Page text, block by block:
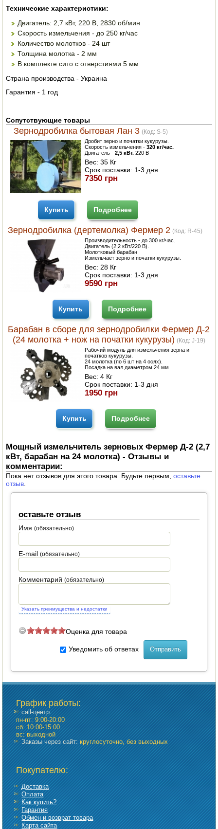
МАНГАЛЫ, КОПТИЛЬНИ
ОРЕХОКОЛЫ
Технические характеристики:
Двигатель: 2,7 кВт, 220 В, 2830 об/мин
Скорость измельчения - до 250 кг/час
Количество молотков - 24 шт
Толщина молотка - 2 мм
В комплекте сито с отверстиями 5 мм
Страна производства - Украина
Гарантия - 1 год
Сопутствующие товары
Зернодробилка бытовая Лан 3 (Код: S-5)
Дробит зерно и початки кукурузы.
Скорость измельчения -320 кг/час.
Двигатель -2,5 кВт. 220 В
Вес:35 Кг
Срок поставки: 1-3 дня
7350 грн
Купить Подробнее
Зернодробилка (дертемолка) Фермер 2 (Код: R-45)
Производительность - до 300 кг/час.
Двигатель (2,2 кВт/220 В).
Молотковый барабан
Измельчает зерно и початки кукурузы.
Вес: 28 Кг
Срок поставки: 1-3 дня
9590 грн
Купить Подробнее
Барабан в сборе для зернодробилки Фермер Д-2
(24 молотка + нож на початки кукурузы) (Код: J-19)
Рабочий модуль для измельчения зерна и
початков кукурузы.
24 молотка (по 6 шт на 4 осях).
Посадка на вал диаметром 24 мм.
Вес:4 Кг
Срок поставки: 1-3 дня
1950 грн
Купить Подробнее
Мощный измельчитель зерновых Фермер Д-2 (2,7
кВт, барабан на 24 молотка) - Отзывы и
комментарии:
Пока нет отзывов для этого товара. Будьте первым,оставьте
отзыв
оставьте отзыв
Имя(обязательно)
E-mail(обязательно)
Комментарий(обязательно)
Указать преимущества и недостатки
Оценка для товара
Уведомить об ответах
График работы:
call-центр:
пн-пт: 9:00-20:00
сб: 10:00-15:00
вс: выходной
Заказы через сайт:круглосуточно, без выходных
Покупателю:
Доставка
Оплата
Как купить?
Гарантия
Обмен и возврат товара
Карта сайта